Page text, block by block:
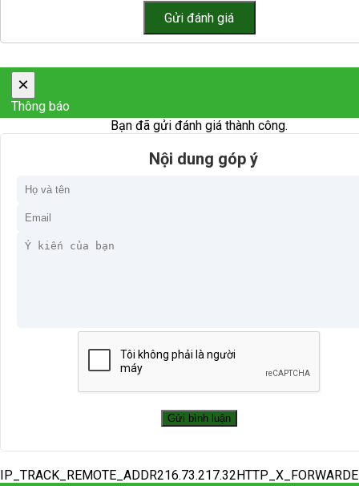
×
Thông báo
Bạn đã gửi đánh giá thành công.
Nội dung góp ý